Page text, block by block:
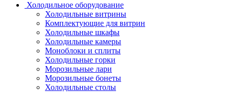
Холодильное оборудование
Холодильные витрины
Комплектующие для витрин
Холодильные шкафы
Холодильные камеры
Моноблоки и сплиты
Холодильные горки
Морозильные лари
Морозильные бонеты
Холодильные столы